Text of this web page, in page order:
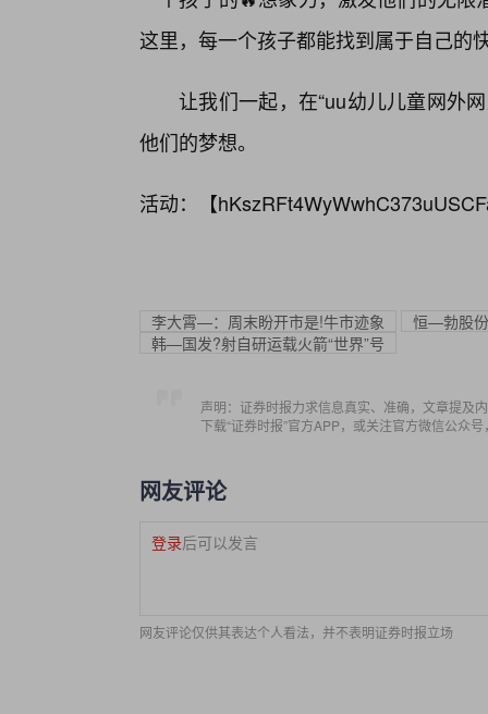
这里，每一个孩子都能找到属于自己的
让我们一起，在“uu幼儿儿童网外
他们的梦想。
活动：【
李大霄—：周末盼开市是!牛市迹象
恒—勃股
韩—国发?射自研运载火箭“世界”号
声明：证券时报力求信息真实、准确，文章提及
下载“证券时报”官方APP，或关注官方微信公众
网友评论
登录后可以发言
网友评论仅供其表达个人看法，并不表明证券时报立场